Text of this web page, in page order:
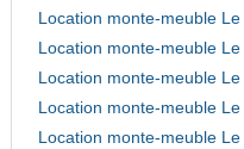
Location monte-meuble
Location monte-meuble
Location monte-meuble
Location monte-meuble
Location monte-meuble